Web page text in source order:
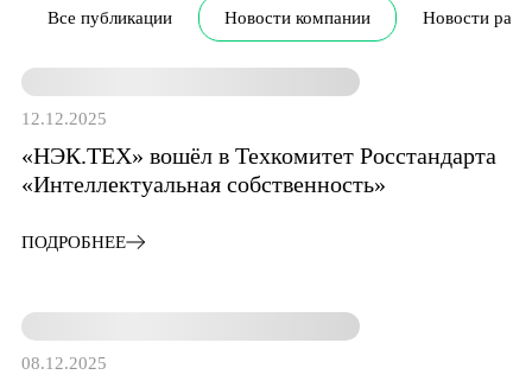
Все публикации Новости компании Новости
12.12.2025
«НЭК.ТЕХ» вошёл в Техкомитет Росстандарта
«Интеллектуальная собственность»
ПОДРОБНЕЕ
08.12.2025